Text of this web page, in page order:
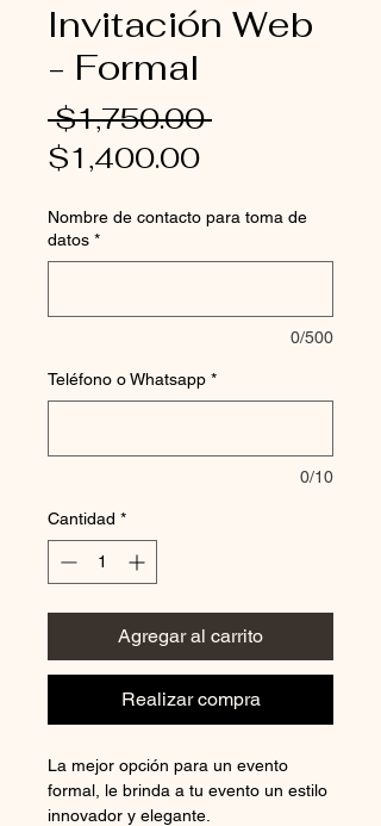
Invitación Web
- Formal
$1,750.00 Precio
$1,400.00Precio
oferta
Nombre de contacto para toma de
datos *
0/500
Teléfono o Whatsapp *
0/10
Cantidad *
Agregar al carrito
Realizar compra
La mejor opción para un evento
formal, le brinda a tu evento un estilo
innovador y elegante.